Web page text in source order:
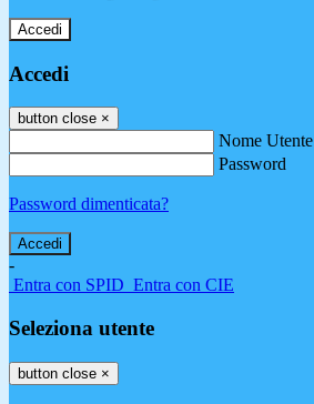
Accedi
Accedi
button close ×
Nome Utente
Password
Password dimenticata?
-
Entra con SPID Entra con CIE
Seleziona utente
button close ×